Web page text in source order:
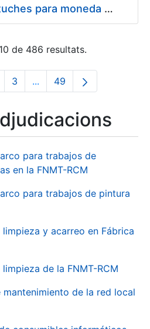
Suministro de estuches para moneda de 30 €
de 486 resultats.
Pàgina
3 ...Pàgines intermèdies
Pàgina
49
para trabajos de
en la FNMT-RCM
para trabajos de pintura
y acarreo en Fábrica
de la FNMT-RCM
mantenimiento de la red local